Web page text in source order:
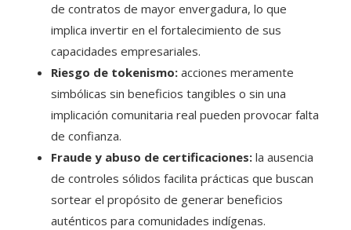
de contratos de mayor envergadura, lo que
implica invertir en el fortalecimiento de sus
capacidades empresariales.
Riesgo de tokenismo: acciones meramente
simbólicas sin beneficios tangibles o sin una
implicación comunitaria real pueden provocar falta
de confianza.
Fraude y abuso de certificaciones: la ausencia
de controles sólidos facilita prácticas que buscan
sortear el propósito de generar beneficios
auténticos para comunidades indígenas.